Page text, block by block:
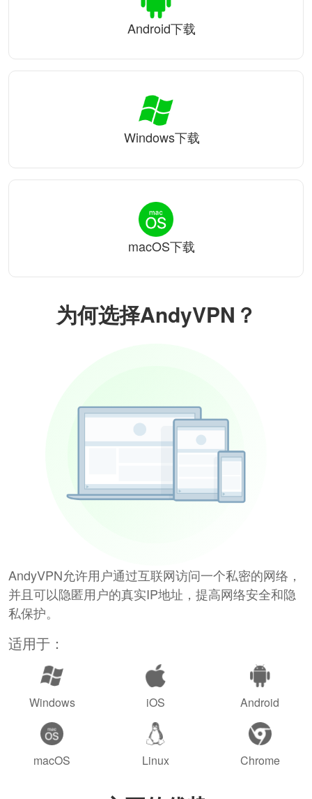
为何选择AndyVPN？
AndyVPN允许用户通过互联网访问一个私密的网络，
并且可以隐匿用户的真实IP地址，提高网络安全和隐
私保护。
适用于：
Windows iOS Android
macOS Linux Chrome
Android下载
Windows下载
macOS下载